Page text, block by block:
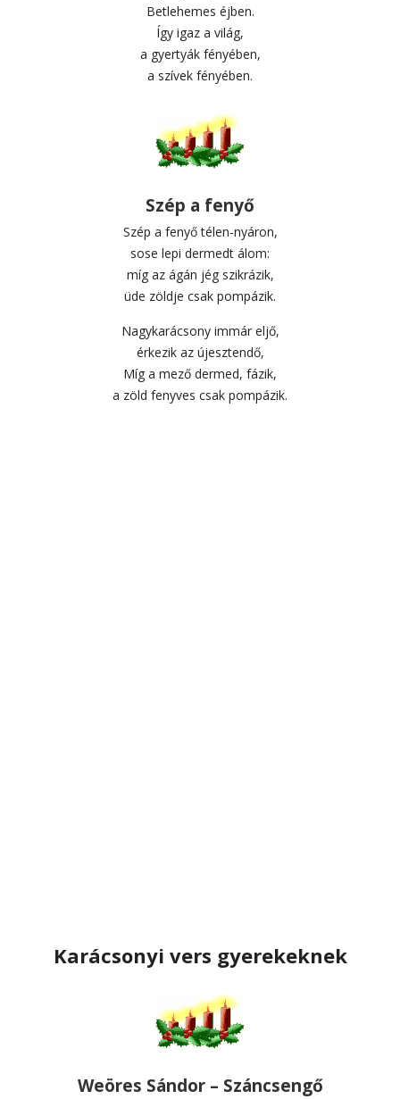
Betlehemes éjben.
Így igaz a világ,
a gyertyák fényében,
a szívek fényében.
Szép a fenyő
Szép a fenyő télen-nyáron,
sose lepi dermedt álom:
míg az ágán jég szikrázik,
üde zöldje csak pompázik.
Nagykarácsony immár eljő,
érkezik az újesztendő,
Míg a mező dermed, fázik,
a zöld fenyves csak pompázik.
Karácsonyi vers gyerekeknek
Weöres Sándor – Száncsengő